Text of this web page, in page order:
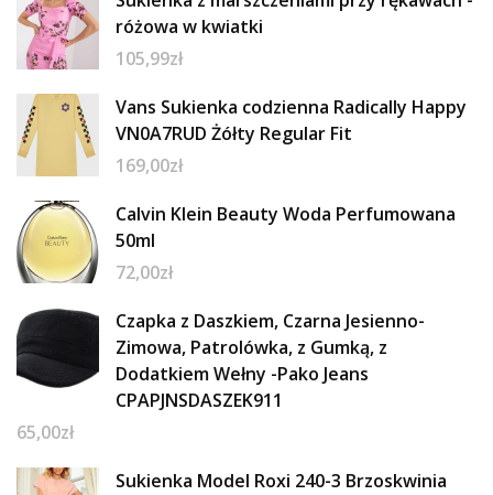
różowa w kwiatki
105,99zł
Vans Sukienka codzienna Radically Happy
VN0A7RUD Żółty Regular Fit
169,00zł
Calvin Klein Beauty Woda Perfumowana
50ml
72,00zł
Czapka z Daszkiem, Czarna Jesienno-
Zimowa, Patrolówka, z Gumką, z
Dodatkiem Wełny -Pako Jeans
CPAPJNSDASZEK911
65,00zł
Sukienka Model Roxi 240-3 Brzoskwinia